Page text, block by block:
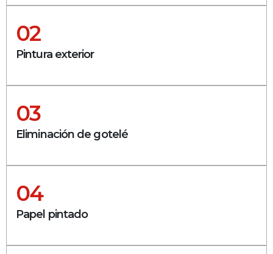
02
Pintura exterior
03
Eliminación de gotelé
04
Papel pintado